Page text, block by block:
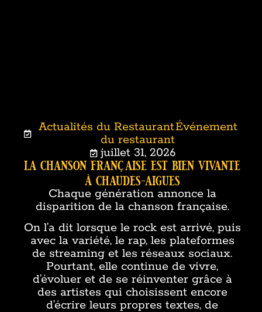
Actualités du Restaurant, Événement
du restaurant
juillet 31, 2026
la chanson française est bien vivante
à chaudes-aigues
Chaque génération annonce la
disparition de la chanson française.
On l’a dit lorsque le rock est arrivé, puis
avec la variété, le rap, les plateformes
de streaming et les réseaux sociaux.
Pourtant, elle continue de vivre,
d’évoluer et de se réinventer grâce à
des artistes qui choisissent encore
d’écrire leurs propres textes, de